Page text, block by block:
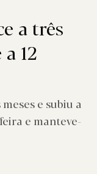
a três
12
e subiu a
e manteve-